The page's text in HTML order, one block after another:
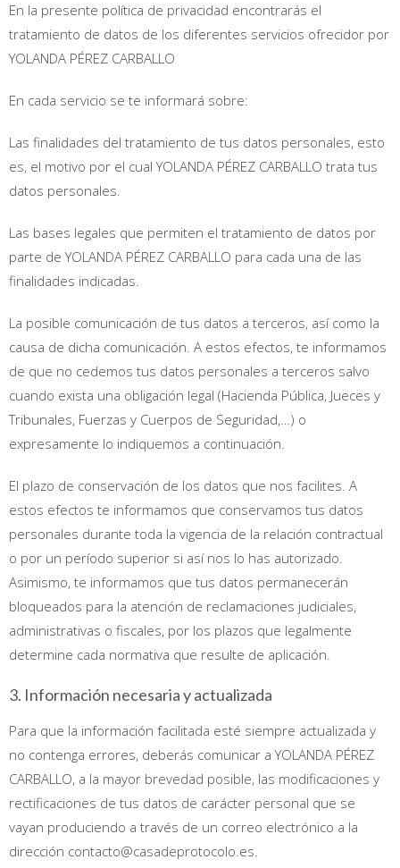
En la presente política de privacidad encontrarás el
tratamiento de datos de los diferentes servicios ofrecidor por
YOLANDA PÉREZ CARBALLO
En cada servicio se te informará sobre:
Las finalidades del tratamiento de tus datos personales, esto
es, el motivo por el cual YOLANDA PÉREZ CARBALLO trata tus
datos personales.
Las bases legales que permiten el tratamiento de datos por
parte de YOLANDA PÉREZ CARBALLO para cada una de las
finalidades indicadas.
La posible comunicación de tus datos a terceros, así como la
causa de dicha comunicación. A estos efectos, te informamos
de que no cedemos tus datos personales a terceros salvo
cuando exista una obligación legal (Hacienda Pública, Jueces y
Tribunales, Fuerzas y Cuerpos de Seguridad,…) o
expresamente lo indiquemos a continuación.
El plazo de conservación de los datos que nos facilites. A
estos efectos te informamos que conservamos tus datos
personales durante toda la vigencia de la relación contractual
o por un período superior si así nos lo has autorizado.
Asimismo, te informamos que tus datos permanecerán
bloqueados para la atención de reclamaciones judiciales,
administrativas o fiscales, por los plazos que legalmente
determine cada normativa que resulte de aplicación.
3. Información necesaria y actualizada
Para que la información facilitada esté siempre actualizada y
no contenga errores, deberás comunicar a YOLANDA PÉREZ
CARBALLO, a la mayor brevedad posible, las modificaciones y
rectificaciones de tus datos de carácter personal que se
vayan produciendo a través de un correo electrónico a la
dirección contacto@casadeprotocolo.es.